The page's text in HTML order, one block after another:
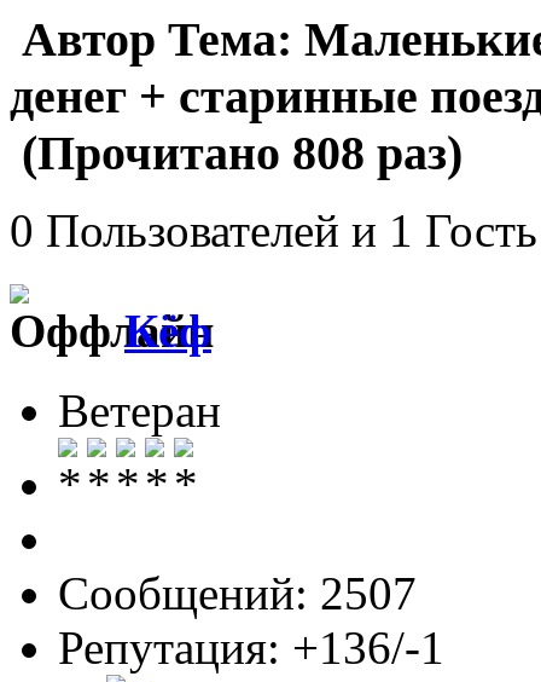
Автор Тема:
денег + старинные
(Прочитано 808 раз)
0 Пользователей и 1
Кёф
Ветеран
Сообщений: 2507
Репутация: +136/-1